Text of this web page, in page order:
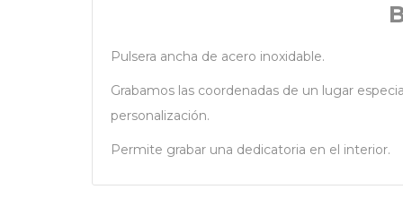
Pulsera ancha de acero inoxidable.
Grabamos las coordenadas de un lugar
personalización.
Permite grabar una dedicatoria en el interior.